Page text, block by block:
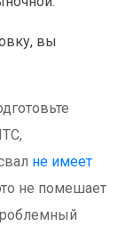
вы
не имеет
не помешает